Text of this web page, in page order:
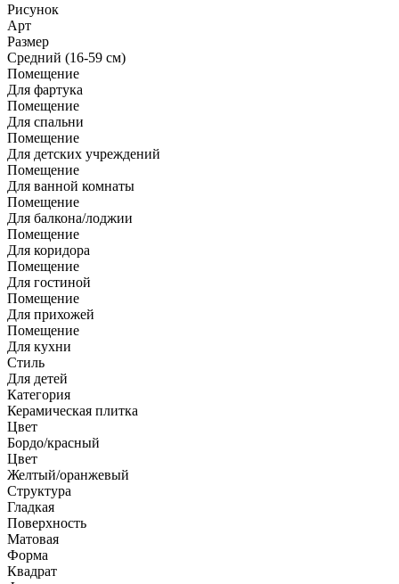
Рисунок
Арт
Размер
Средний (16-59 см)
Помещение
Для фартука
Помещение
Для спальни
Помещение
Для детских учреждений
Помещение
Для ванной комнаты
Помещение
Для балкона/лоджии
Помещение
Для коридора
Помещение
Для гостиной
Помещение
Для прихожей
Помещение
Для кухни
Стиль
Для детей
Категория
Керамическая плитка
Цвет
Бордо/красный
Цвет
Желтый/оранжевый
Структура
Гладкая
Поверхность
Матовая
Форма
Квадрат